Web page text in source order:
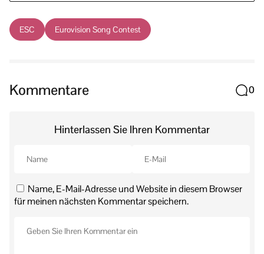
ESC Eurovision Song Contest
Kommentare 0
Hinterlassen Sie Ihren Kommentar
Name, E-Mail-Adresse und Website in diesem Browser
für meinen nächsten Kommentar speichern.